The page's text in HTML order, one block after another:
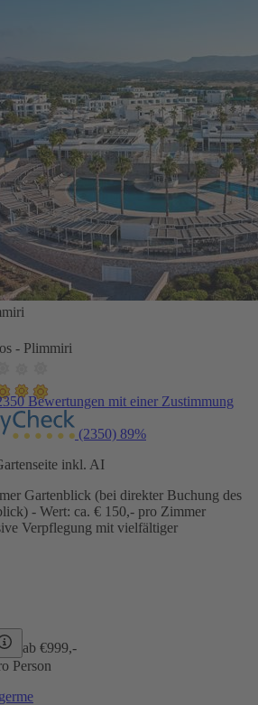
- Plimmiri
Bewertungen mit einer Zustimmung
(2350) 89%
inkl. AI
Gartenblick (bei direkter Buchung des
- Wert: ca. € 150,- pro Zimmer
Verpflegung mit vielfältiger
ab €999,-
Person